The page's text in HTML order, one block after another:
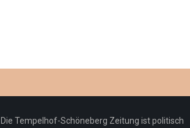
Die Tempelhof-Schöneberg Zeitung ist politisch